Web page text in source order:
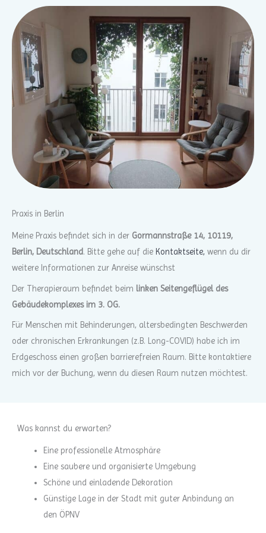
Praxis in Berlin
Meine Praxis befindet sich in der Gormannstraße 14, 10119,
Berlin, Deutschland. Bitte gehe auf die Kontaktseite, wenn du dir
weitere Informationen zur Anreise wünschst
Der Therapieraum befindet beim linken Seitengeflügel des
Gebäudekomplexes im 3. OG.
Für Menschen mit Behinderungen, altersbedingten Beschwerden
oder chronischen Erkrankungen (z.B. Long-COVID) habe ich im
Erdgeschoss einen großen barrierefreien Raum. Bitte kontaktiere
mich vor der Buchung, wenn du diesen Raum nutzen möchtest.
Was kannst du erwarten?
Eine professionelle Atmosphäre
Eine saubere und organisierte Umgebung
Schöne und einladende Dekoration
Günstige Lage in der Stadt mit guter Anbindung an
den ÖPNV